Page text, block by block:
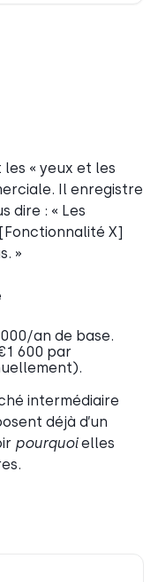
les « yeux et les
Il enregistre
dire : « Les
X]
»
an de base.
600 par
intermédiaire
déjà d’un
pourquoielles